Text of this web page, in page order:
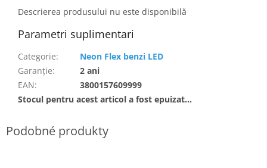
Descrierea produsului nu este disponibilă
Parametri suplimentari
Categorie:
Neon Flex benzi LED
Garanţie:
2 ani
EAN:
3800157609999
Stocul pentru acest articol a fost epuizat…